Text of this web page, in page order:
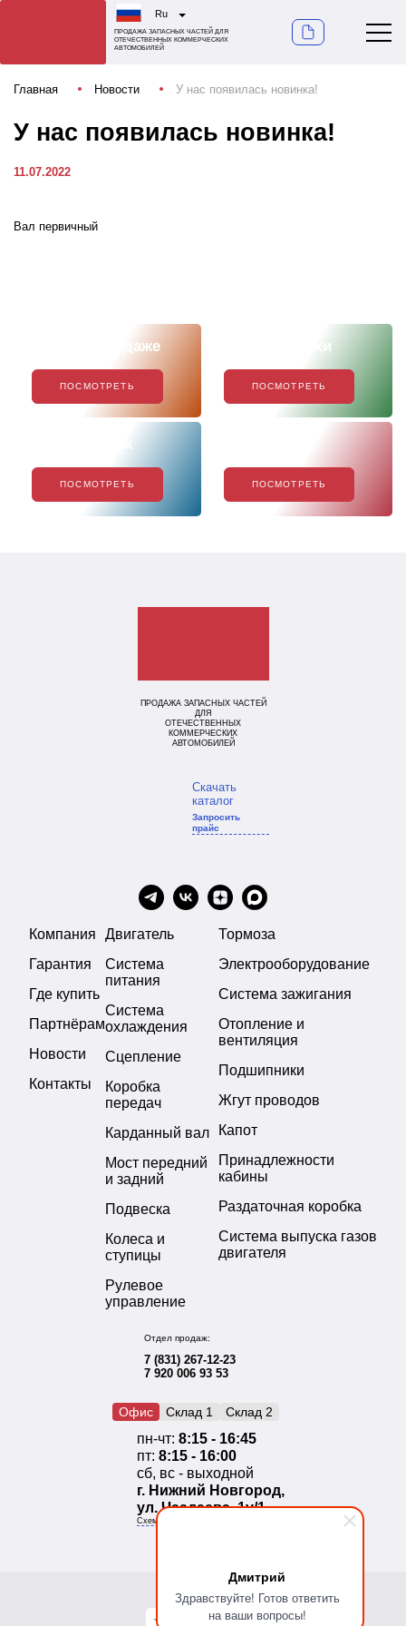
Дмитрий
Здравствуйте! Готов ответить
на ваши вопросы!
Ru
ПРОДАЖА ЗАПАСНЫХ ЧАСТЕЙ ДЛЯ
ОТЕЧЕСТВЕННЫХ КОММЕРЧЕСКИХ
АВТОМОБИЛЕЙ
Главная Новости У нас появилась новинка!
У нас появилась новинка!
11.07.2022
Вал первичный
Скоро в продаже
ПОСМОТРЕТЬ
Наши новинки
ПОСМОТРЕТЬ
ПОСМОТРЕТЬ ПОСМОТРЕТЬ
ПРОДАЖА ЗАПАСНЫХ ЧАСТЕЙ
ДЛЯ
ОТЕЧЕСТВЕННЫХ
КОММЕРЧЕСКИХ
АВТОМОБИЛЕЙ
Скачать
каталог
Запросить
прайс
Компания
Гарантия
Где купить
Партнёрам
Новости
Контакты
Двигатель
Система
питания
Система
охлаждения
Сцепление
Коробка
передач
Карданный вал
Мост передний
и задний
Подвеска
Колеса и
ступицы
Рулевое
управление
Тормоза
Электрооборудование
Система зажигания
Отопление и
вентиляция
Подшипники
Жгут проводов
Капот
Принадлежности
кабины
Раздаточная коробка
Система выпуска газов
двигателя
Отдел продаж:
7 (831) 267-12-23
7 920 006 93 53
Офис Склад 1 Склад 2
пн-чт: 8:15 - 16:45
пт: 8:15 - 16:00
сб, вс - выходной
г. Нижний Новгород,
ул. Чаадаева, 1у/1
Схема проезда